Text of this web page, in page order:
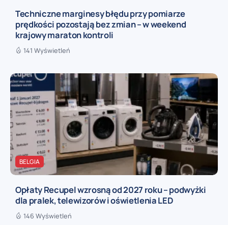
Techniczne marginesy błędu przy pomiarze
prędkości pozostają bez zmian – w weekend
krajowy maraton kontroli
141 Wyświetleń
BELGIA
Opłaty Recupel wzrosną od 2027 roku – podwyżki
dla pralek, telewizorów i oświetlenia LED
146 Wyświetleń